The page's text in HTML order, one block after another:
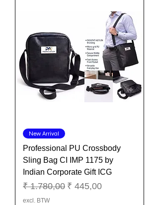
New Arrival
Professional PU Crossbody
Sling Bag CI IMP 1175 by
Indian Corporate Gift ICG
Normale prijs
₹ 1.780,00 Verkoopprijs
₹ 445,00
excl. BTW